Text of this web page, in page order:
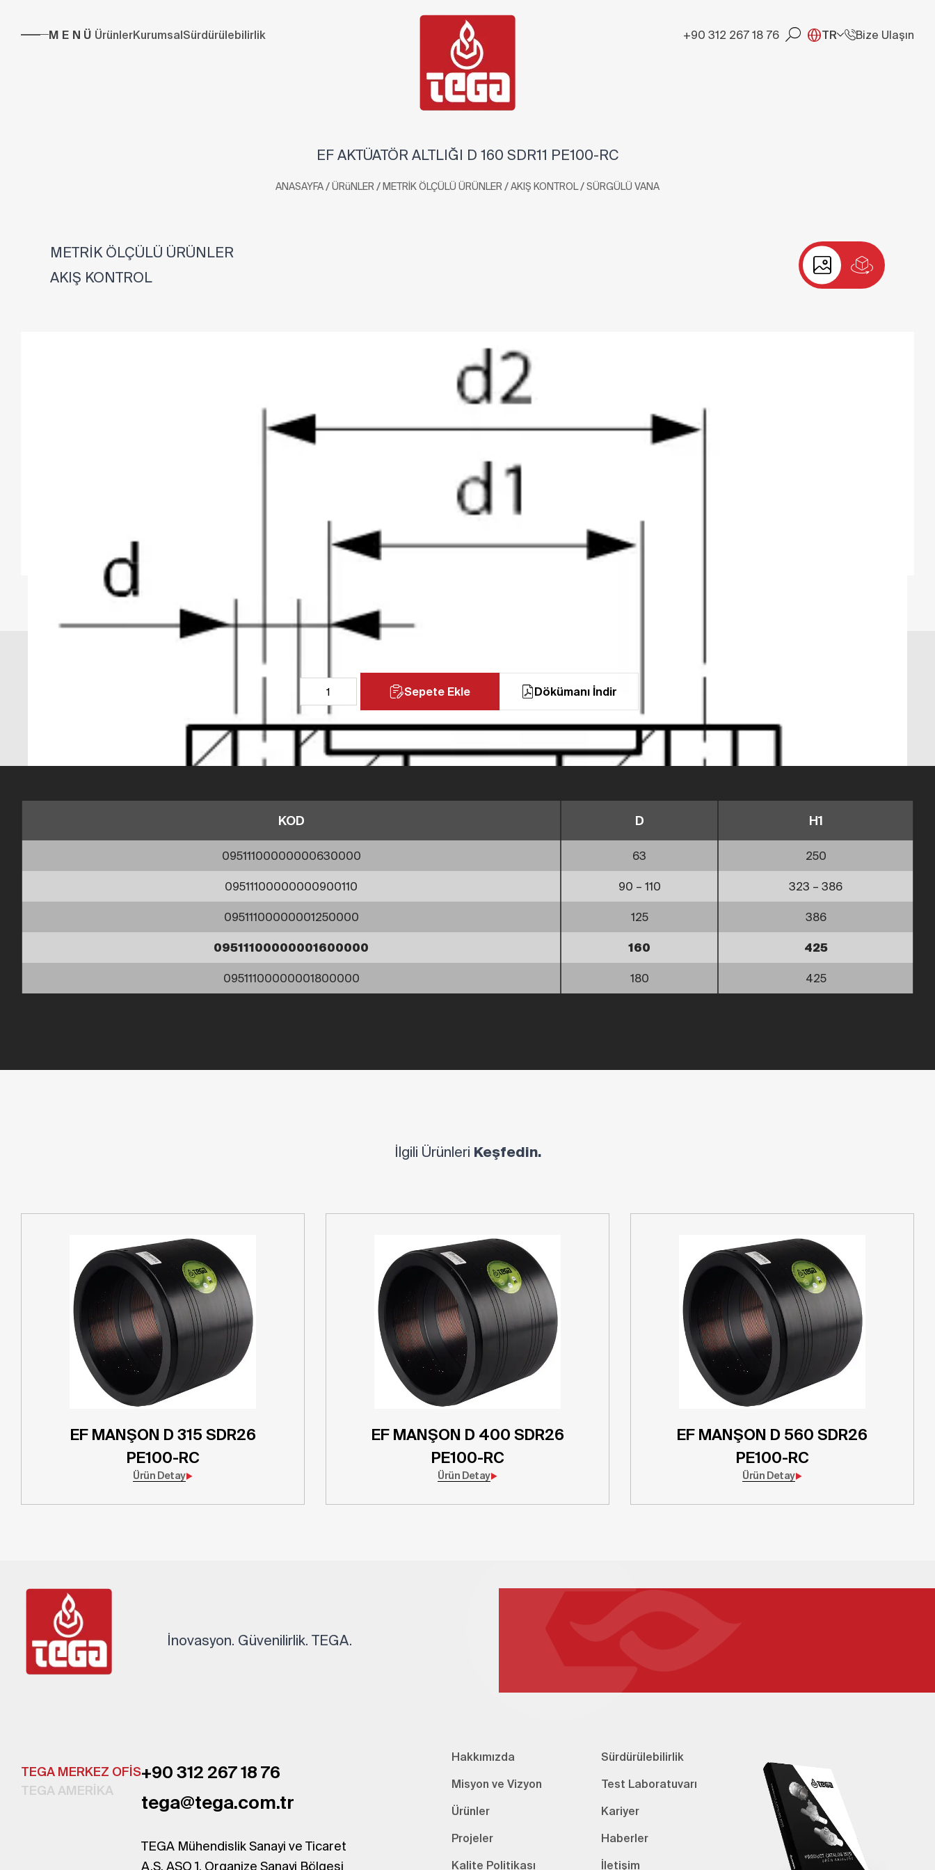
MENÜ ÜrünlerKurumsalSürdürülebilirlik +90 312 267 18 76 TR Bize Ulaşın
EF AKTÜATÖR ALTLIĞI D 160 SDR11 PE100-RC
ANASAYFA/ÜRüNLER /METRİK ÖLÇÜLÜ ÜRÜNLER /AKIŞ KONTROL/SÜRGÜLÜ VANA
METRİK ÖLÇÜLÜ ÜRÜNLER
AKIŞ KONTROL
Sepete Ekle Dökümanı İndir
KOD D H1
09511100000000630000 63 250
09511100000000900110 90 – 110 323 – 386
09511100000001250000 125 386
09511100000001600000 160 425
09511100000001800000 180 425
İlgili Ürünleri Keşfedin.
EF MANŞON D 315 SDR26
PE100-RC
Ürün Detay
EF MANŞON D 400 SDR26
PE100-RC
Ürün Detay
EF MANŞON D 560 SDR26
PE100-RC
Ürün Detay
İnovasyon. Güvenilirlik. TEGA.
TEGA MERKEZ OFİS
TEGA AMERİKA
+90 312 267 18 76
tega@tega.com.tr
TEGA Mühendislik Sanayi ve Ticaret
A.Ş. ASO 1. Organize Sanayi Bölgesi
Hakkımızda
Misyon ve Vizyon
Ürünler
Projeler
Kalite Politikası
Sürdürülebilirlik
Test Laboratuvarı
Kariyer
Haberler
İletişim